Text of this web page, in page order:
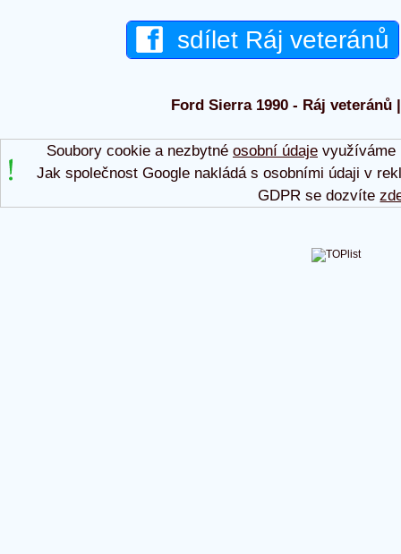
sdílet Ráj veteránů
Ford Sierra 1990 - Ráj veteránů
Soubory cookie a nezbytné osobní údajevyužíváme
Jak společnost Google nakládá s osobními údaji v
GDPR se dozvíte